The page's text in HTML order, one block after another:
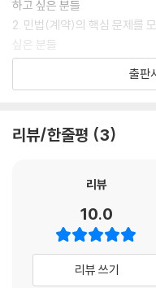
하고 싶은 분들
2. 민법(계약)의 핵심 문제를
싶은 분들
[해커스 교재만의 특장점]
행정사 2차 민법(계약) 과목의
2. “대표문제”를 통한 주요 쟁
1) 출제 가능성이 높은 쟁점을
에서 요구되는 주요 쟁점을 확
2) 대표문제와 함께 제공되는
출판
리뷰/한줄평 3
리뷰
10.0
리뷰 쓰기